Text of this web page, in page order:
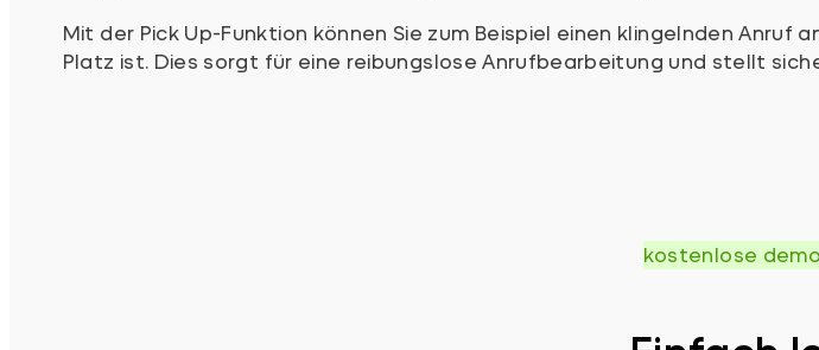
Mit der Pick Up-Funktion können Sie zum Beispiel einen klingelnden
Platz ist. Dies sorgt für eine reibungslose Anrufbearbeitung und stellt
kostenlose